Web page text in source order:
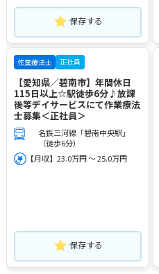
保存する
作業療法士 正社員
【愛知県／碧南市】年間休日
115日以上☆駅徒歩6分♪放課
後等デイサービスにて作業療法
士募集＜正社員＞
名鉄三河線「碧南中央駅」
（徒歩6分）
【月収】23.0万円 ～ 25.0万円
保存する